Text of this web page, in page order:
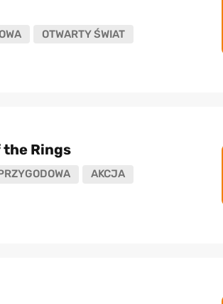
OTWARTY ŚWIAT
the Rings
AKCJA